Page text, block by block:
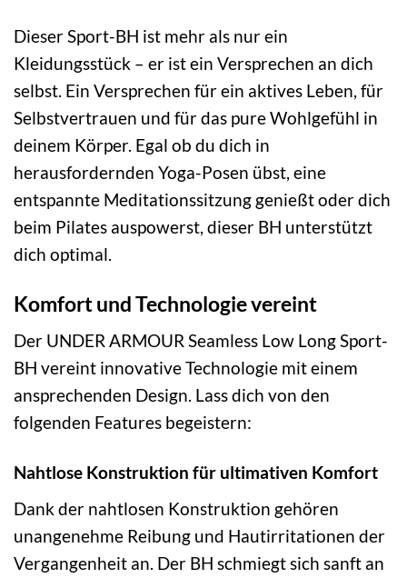
Dieser Sport-BH ist mehr als nur ein
Kleidungsstück – er ist ein Versprechen an dich
selbst. Ein Versprechen für ein aktives Leben, für
Selbstvertrauen und für das pure Wohlgefühl in
deinem Körper. Egal ob du dich in
herausfordernden Yoga-Posen übst, eine
entspannte Meditationssitzung genießt oder dich
beim Pilates auspowerst, dieser BH unterstützt
dich optimal.
Komfort und Technologie vereint
Der UNDER ARMOUR Seamless Low Long Sport-
BH vereint innovative Technologie mit einem
ansprechenden Design. Lass dich von den
folgenden Features begeistern:
Nahtlose Konstruktion für ultimativen Komfort
Dank der nahtlosen Konstruktion gehören
unangenehme Reibung und Hautirritationen der
Vergangenheit an. Der BH schmiegt sich sanft an